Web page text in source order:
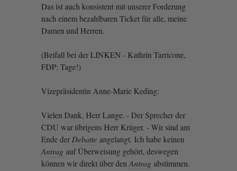
Das ist auch konsistent mit unserer Forderung
nach einem bezahlbaren Ticket für alle, meine
Damen und Herren.
(Beifall bei der LINKEN - Kathrin Tarricone,
FDP: Tage!)
Vizepräsidentin Anne-Marie Keding:
Vielen Dank, Herr Lange. - Der Sprecher der
CDU war übrigens Herr Krüger. - Wir sind am
Ende der Debatte angelangt. Ich habe keinen
Antrag auf Überweisung gehört, deswegen
können wir direkt über den Antrag abstimmen.